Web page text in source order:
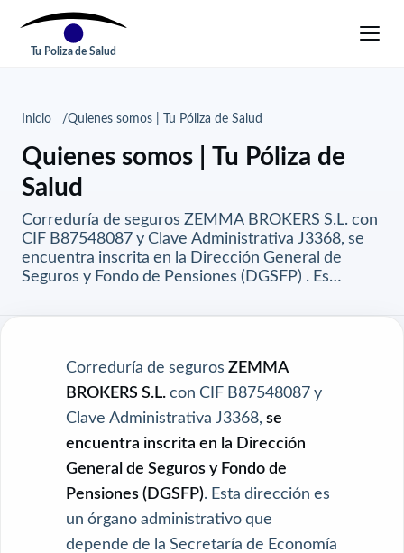
Tu Poliza de Salud
Inicio Quienes somos | Tu Póliza de Salud
Quienes somos | Tu Póliza de
Salud
Correduría de seguros ZEMMA BROKERS S.L. con
CIF B87548087 y Clave Administrativa J3368, se
encuentra inscrita en la Dirección General de
Seguros y Fondo de Pensiones (DGSFP) . Es…
Correduría de seguros ZEMMA
BROKERS S.L. con CIF B87548087 y
Clave Administrativa J3368, se
encuentra inscrita en la Dirección
General de Seguros y Fondo de
Pensiones (DGSFP). Esta dirección es
un órgano administrativo que
depende de la Secretaría de Economía